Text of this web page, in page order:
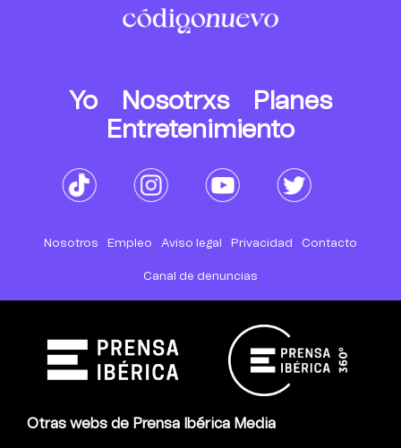
Yo Nosotrxs
Planes
Entretenimiento
Nosotros Empleo Aviso legal Privacidad Contacto
Canal de denuncias
Otras webs de Prensa Ibérica Media